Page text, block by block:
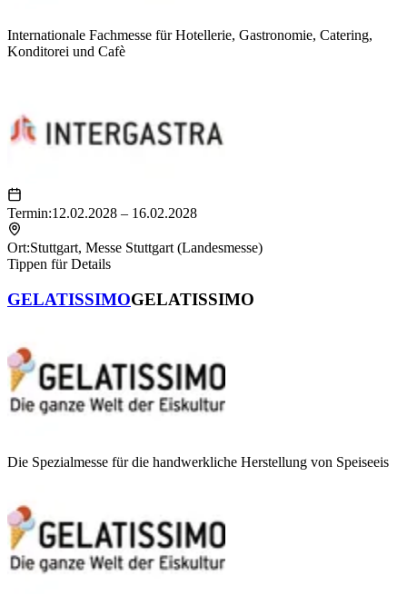
Internationale Fachmesse für Hotellerie, Gastronomie, Catering,
Konditorei und Cafè
Termin:12.02.2028 – 16.02.2028
Ort:Stuttgart, Messe Stuttgart (Landesmesse)
Tippen für Details
GELATISSIMOGELATISSIMO
Die Spezialmesse für die handwerkliche Herstellung von Speiseeis